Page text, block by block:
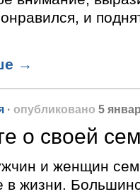
и
→
· опубликовано 5
о своей
и женщин
в жизни.